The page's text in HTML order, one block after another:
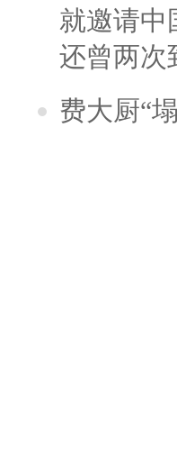
就邀请中
还曾两次
费大厨“